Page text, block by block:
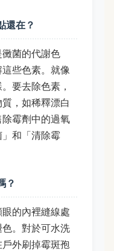
還在？
菌的代謝色
些色素。就像
要去除色素，
，如稀釋漂白
霉劑中的過氧
和「清除霉
？
的內裡縫線處
。對於可水洗
外刷掉霉斑孢